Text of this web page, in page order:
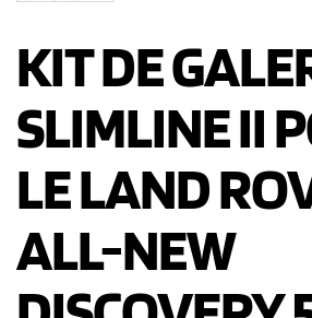
KIT DE
SLIMLINE II
LE LAND
ALL-NEW